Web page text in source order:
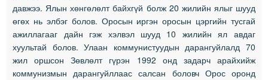
давжээ. Ялын хөнгөлөлт байхгүй болж 20 жилийн ялыг шууд
өгөх нь элбэг болов. Оросын иргэн оросын цэргийн тусгай
ажиллагааг дайн гэж хэлвэл шууд 10 жилийн ял авдаг
хуультай болов. Улаан коммунистуудын дарангуйлалд 70
жил оршсон Зөвлөлт гүрэн 1992 онд задарч арайхийж
коммунизмын дарангуйллаас салсан боловч Орос оронд